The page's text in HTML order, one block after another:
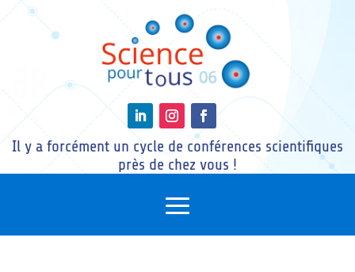
Il y a forcément un cycle de conférences scientifiques
près de chez vous !